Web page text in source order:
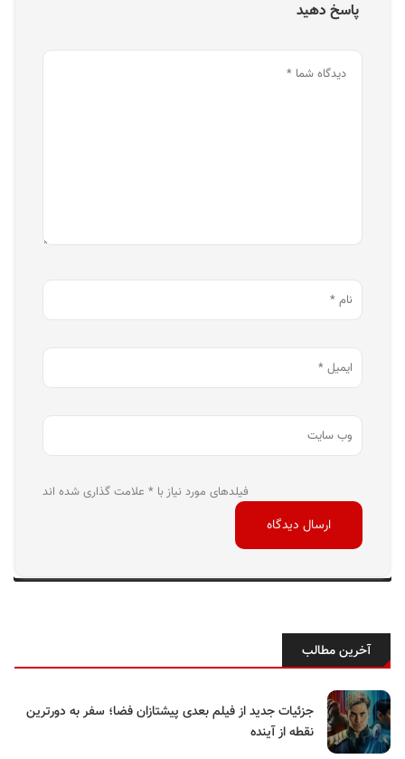
پاسخ دهید
فیلدهای مورد نیاز با * علامت گذاری شده اند
آخرین مطالب
جزئیات جدید از فیلم بعدی پیشتازان فضا؛ سفر به دورترین
نقطه از آینده